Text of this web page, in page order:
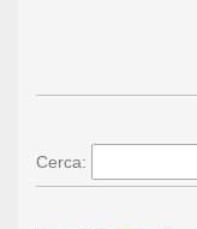
Cerca: